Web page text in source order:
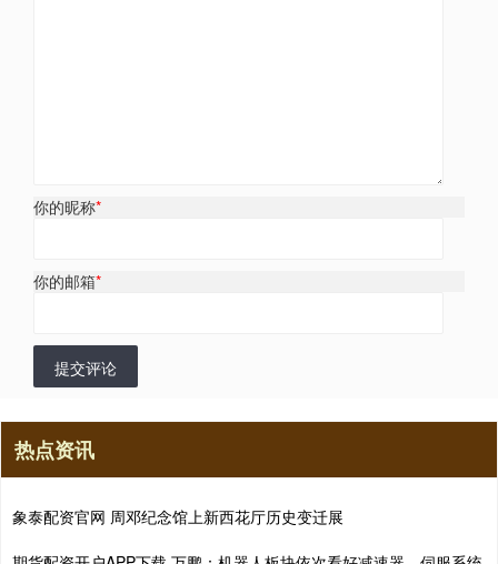
你的昵称*
你的邮箱*
提交评论
热点资讯
象泰配资官网 周邓纪念馆上新西花厅历史变迁展